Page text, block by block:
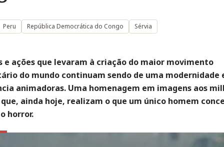
Peru República Democrática do Congo Sérvia
e ações que levaram à criação do maior movimento
do mundo continuam sendo de uma modernidade
animadoras. Uma homenagem em imagens aos
que, ainda hoje, realizam o que um único homem
horror.